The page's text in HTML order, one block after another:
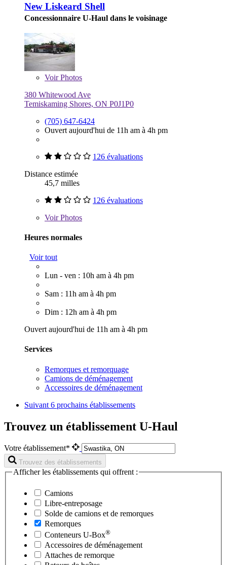
New Liskeard Shell
Concessionnaire U-Haul dans le voisinage
VoirPhotos
380 Whitewood Ave
Temiskaming Shores, ON P0J1P0
(705) 647-6424
Ouvert aujourd'hui de 11h am à 4h pm
126 évaluations
Distance estimée
45,7 milles
126 évaluations
VoirPhotos
Heures normales
Voir tout
Lun - ven : 10h am à 4h pm
Sam : 11h am à 4h pm
Dim : 12h am à 4h pm
Ouvert aujourd'hui de 11h am à 4h pm
Services
Remorques et remorquage
Camions de déménagement
Accessoires de déménagement
Suivant 6 prochains établissements
Trouvez un établissement U-Haul
Votre établissement*
Trouvez des établissements
Afficher les établissements qui offrent :
Camions
Libre-entreposage
Solde de camions et de remorques
Remorques
Conteneurs U-Box®
Accessoires de déménagement
Attaches de remorque